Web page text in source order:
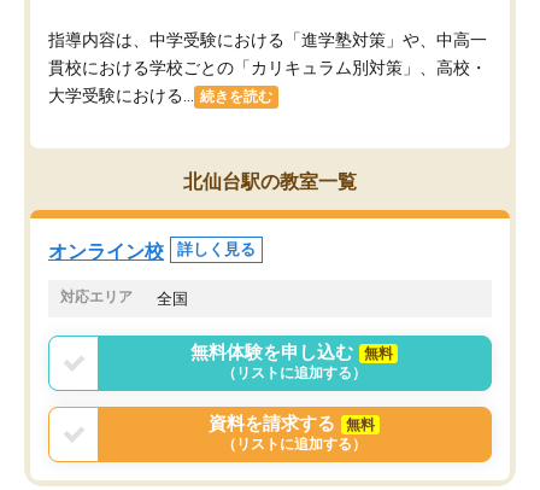
指導内容は、中学受験における「進学塾対策」や、中高一
貫校における学校ごとの「カリキュラム別対策」、高校・
大学受験における...
続きを読む
北仙台駅の教室一覧
オンライン校 詳しく見る
対応エリア 全国
無料体験を申し込む
無料
（リストに追加する）
資料を請求する
無料
（リストに追加する）